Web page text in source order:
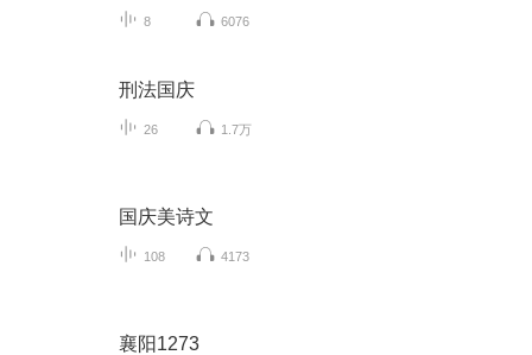
8 6076
刑法国庆
26 1.7万
国庆美诗文
108 4173
襄阳1273